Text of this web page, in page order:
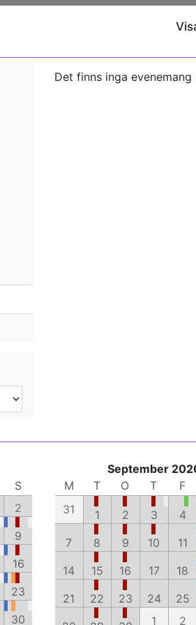
Det finns inga
S
2
9
16
23
30
September
M
T O T F
31
1 2 3 4
7
8 9 10 11
14
15 16 17 18
21
22 23 24 25
1 2